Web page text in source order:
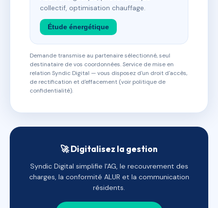
collectif, optimisation chauffage.
Étude énergétique
Demande transmise au partenaire sélectionné, seul
destinataire de vos coordonnées. Service de mise en
relation Syndic Digital — vous disposez d'un droit d'accès,
de rectification et d'effacement (voir politique de
confidentialité).
🚀 Digitalisez la gestion
Syndic Digital simplifie l'AG, le recouvrement des
charges, la conformité ALUR et la communication
résidents.